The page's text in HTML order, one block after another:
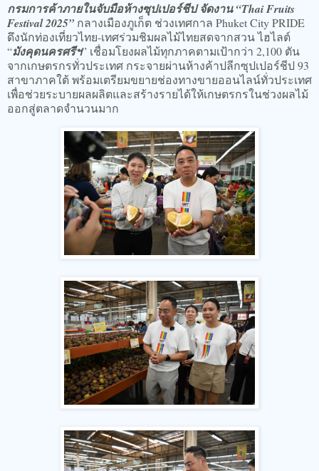
กรมการค้าภายในจับมือห้างซุปเปอร์ชีป จัดงาน “Thai Fruits
Festival 2025” กลางเมืองภูเก็ต ช่วงเทศกาล Phuket City PRIDE
ดึงนักท่องเที่ยวไทย-เทศร่วมชิมผลไม้ไทยสดจากสวน ไฮไลต์
“มังคุดนครศรีฯ” เชื่อมโยงผลไม้ทุกภาคตามเป้ากว่า 2,100 ตัน
จากเกษตรกรทั่วประเทศ กระจายผ่านห้างค้าปลีกซุปเปอร์ชีป 93
สาขาภาคใต้ พร้อมเตรียมขยายช่องทางขายออนไลน์ทั่วประเทศ
เพื่อช่วยระบายผลผลิตและสร้างรายได้ให้เกษตรกรในช่วงผลไม้
ออกสู่ตลาดจำนวนมาก